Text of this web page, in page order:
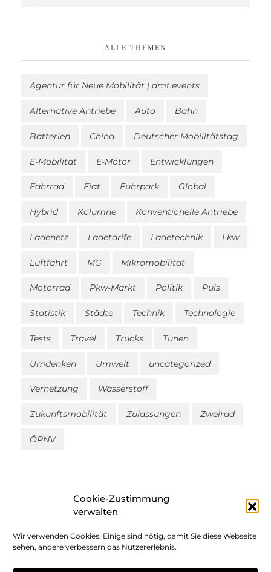
Cookie-Zustimmung
verwalten
Wir verwenden Cookies. Einige sind nötig, damit Sie diese Webseite
sehen, andere verbessern das Nutzererlebnis.
ALLE THEMEN
Agentur für Neue Mobilität | dmt.events
Alternative Antriebe Auto Bahn
Batterien China Deutscher Mobilitätstag
E-Mobilität E-Motor Entwicklungen
Fahrrad Fiat Fuhrpark Global
Hybrid Kolumne Konventionelle Antriebe
Ladenetz Ladetarife Ladetechnik Lkw
Luftfahrt MG Mikromobilität
Motorrad Pkw-Markt Politik Puls
Statistik Städte Technik Technologie
Tests Travel Trucks Tunen
Umdenken Umwelt uncategorized
Vernetzung Wasserstoff
Zukunftsmobilität Zulassungen Zweirad
ÖPNV
Impressum